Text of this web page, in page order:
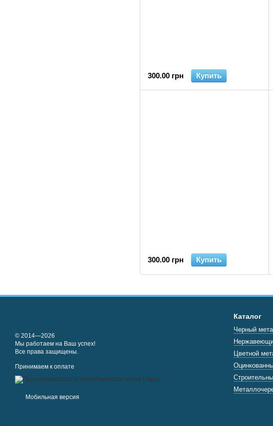
300.00 грн Купить
300.00 грн Купить
© 2014—2026
Мы работаем на Ваш успех!
Все права защищены.
Принимаем к оплате
Мобильная версия
Каталог
Черный
Цветной